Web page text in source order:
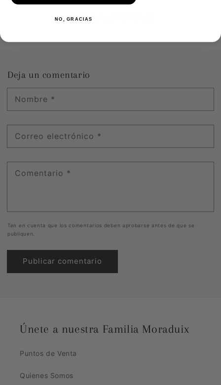
Regresar al blog
Deja un comentario
Nombre *
Correo electrónico *
Comentario *
Ten en cuenta que los comentarios deben aprobarse antes de que se
publiquen.
Únete a nuestra Familia Moraduix
Puntos de Venta
Quienes Somos
NO, GRACIAS